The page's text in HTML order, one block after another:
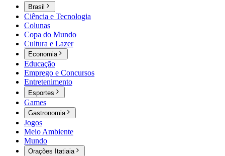
Brasil
Ciência e Tecnologia
Colunas
Copa do Mundo
Cultura e Lazer
Economia
Educação
Emprego e Concursos
Entretenimento
Esportes
Games
Gastronomia
Jogos
Meio Ambiente
Mundo
Orações Itatiaia